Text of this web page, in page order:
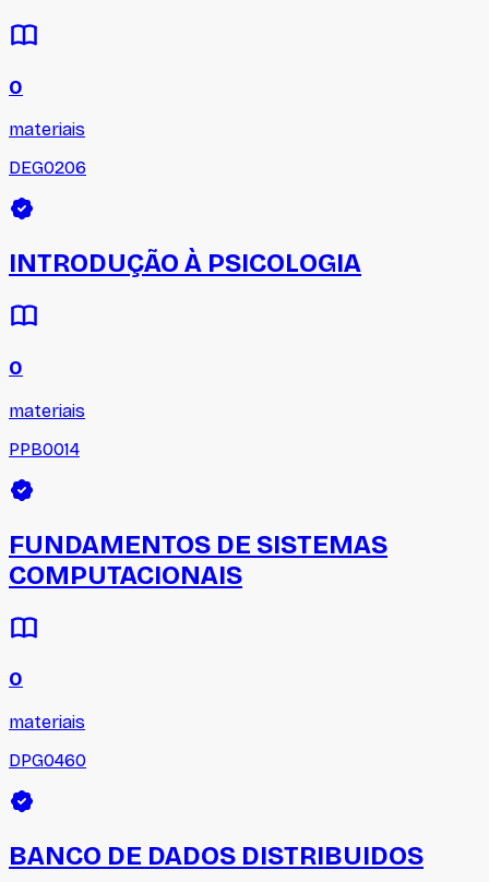
0
materiais
DEG0206
INTRODUÇÃO À PSICOLOGIA
0
materiais
PPB0014
FUNDAMENTOS DE SISTEMAS
COMPUTACIONAIS
0
materiais
DPG0460
BANCO DE DADOS DISTRIBUIDOS